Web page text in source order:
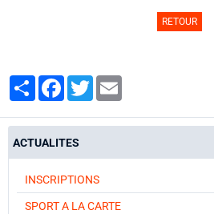
RETOUR
PartagerFacebook
Twitter
ACTUALITES
INSCRIPTIONS
SPORT A LA CARTE